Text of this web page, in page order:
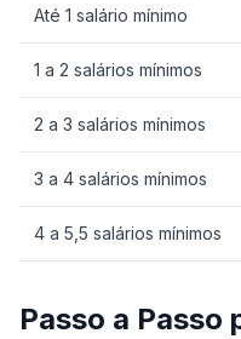
Até 1 salário mínimo
1 a 2 salários mínimos
2 a 3 salários mínimos
3 a 4 salários mínimos
4 a 5,5 salários mínimos
Passo a Passo